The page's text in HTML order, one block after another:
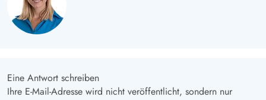
Eine Antwort schreiben
Ihre E-Mail-Adresse wird nicht veröffentlicht, sondern nur